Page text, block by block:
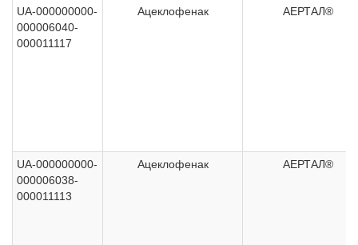
UA-000000000-
000006040-
000011117
Ацеклофенак АЕРТАЛ®
UA-000000000-
000006038-
000011113
Ацеклофенак АЕРТАЛ®